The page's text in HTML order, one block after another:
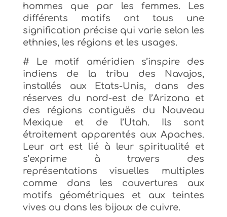
hommes que par les femmes. Les
différents motifs ont tous une
signification précise qui varie selon les
ethnies, les régions et les usages.
# Le motif améridien s’inspire des
indiens de la tribu des
Navajos,
installés aux Etats-Unis, dans des
réserves du nord-est de l’Arizona et
des régions contiguës du Nouveau
Mexique et de l’Utah. Ils sont
étroitement apparentés aux Apaches.
Leur art est lié à leur spiritualité et
s’exprime à travers des
représentations visuelles multiples
comme dans les couvertures aux
motifs géométriques et aux teintes
vives ou dans les bijoux de cuivre.